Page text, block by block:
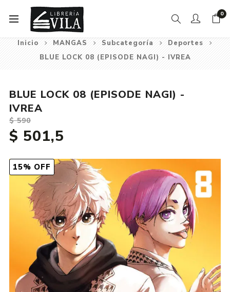
0
Inicio MANGAS Subcategoría
Deportes
BLUE LOCK 08 (EPISODE NAGI) - IVREA
15% OFF
BLUE LOCK 08 (EPISODE NAGI) -
IVREA
$ 590
$ 501,5